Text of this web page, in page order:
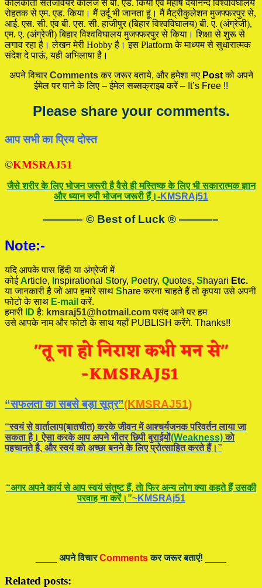
कोलकाता संतजेवियर कालेज से बी. एड. किया एंव महर्षि दयानन्द विश्वविघालय
रोहतक से एम. एड. किया। मैं उर्दू भी जानता हूं। मैं मैट्रीकुलेशन मुजफ्फरपुर से,
आई. एस. सी. एंव बी. एस. सी. हाजीपुर (बिहार विश्वविघालय) बी. ए. (अंग्रेजी),
एम. ए. (अंग्रेजी) बिहार विश्वविघालय मुजफ्फरपुर से किया। शिक्षा से शुरू से
लगाव रहा है। लेखन मेरी Hobby है। इस Platform के माध्यम से सुधारात्मक
संदेश दे पाऊं, यही अभिलाषा है।
अपने विचारCommentsकर जरूर बताये, और हमेशा नए Postको अपने
ईमेल पर पाने के लिए – ईमेल सब्सक्राइब करें – It’s Free !!
Please share your comments.
आप सभी का प्रिय दोस्त
©KMSRAJ51
जैसे शरीर के लिए भोजन जरूरी है वैसे ही मस्तिष्क के लिए भी सकारात्मक ज्ञान
और ध्यान रुपी भोजन जरूरी हैं।-KMSRAj51
———– © Best of Luck ® ———–
Note:-
यदि आपके पास हिंदी या अंग्रेजी में
कोईArticle, nspirational Story, Poetry, Quotes, Shayari Etc.
या जानकारी है जो आप हमारे साथ Share करना चाहते हैं तो कृपया उसे अपनी
फोटो के साथ E-mail करें.
हमारी
ID है: kmsraj51@hotmail.com पसंद आने पर हम
उसे आपके नाम और फोटो के साथ यहाँ PUBLISH करेंगे. Thanks!!
“सफलता का सबसे बड़ा सूत्र”(KMSRAJ51)
“स्वयं से वार्तालाप(बातचीत) करके जीवन में आश्चर्यजनक परिवर्तन लाया जा
सकता है। ऐसा करके आप अपने भीतर छिपी बुराईयाें(Weakness)काे
पहचानते है, और स्वयं काे अच्छा बनने के लिए प्रोत्साहित करते हैं।”
“अगर अपने कार्य से आप स्वयं संतुष्ट हैं, ताे फिर अन्य लोग क्या कहते हैं उसकी
परवाह ना करें।”~KMSRAj51
अपने विचारCommentsकर जरूर बताएं!
Related posts: